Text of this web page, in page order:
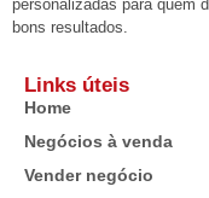
personalizadas para quem
bons resultados.
Links úteis
Home
Negócios à venda
Vender negócio